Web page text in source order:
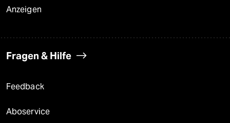
Anzeigen
Fragen & Hilfe
Feedback
Aboservice